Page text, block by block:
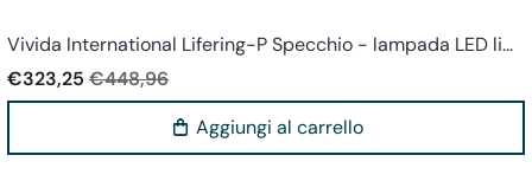
Vivida International Lifering-P Specchio - lampada LED li...
€323,25 €448,96
Aggiungi al carrello